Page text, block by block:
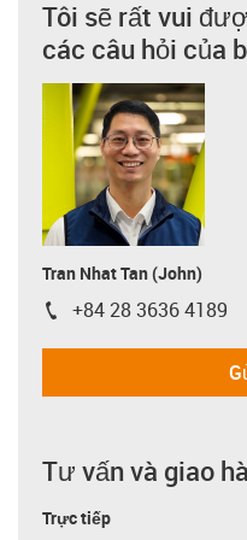
Tôi sẽ rất vui
các câu hỏi của
Tran Nhat Tan (John)
igus-icon-phone
+84 28 3636 4189
Tư vấn và giao
Trực tiếp